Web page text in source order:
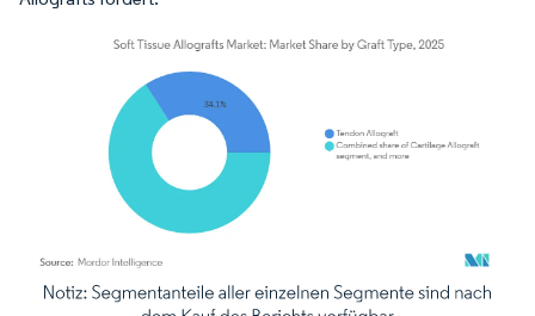
Bild © Mordor Intelligence. Wiederverwendung erfordert Namensnennung